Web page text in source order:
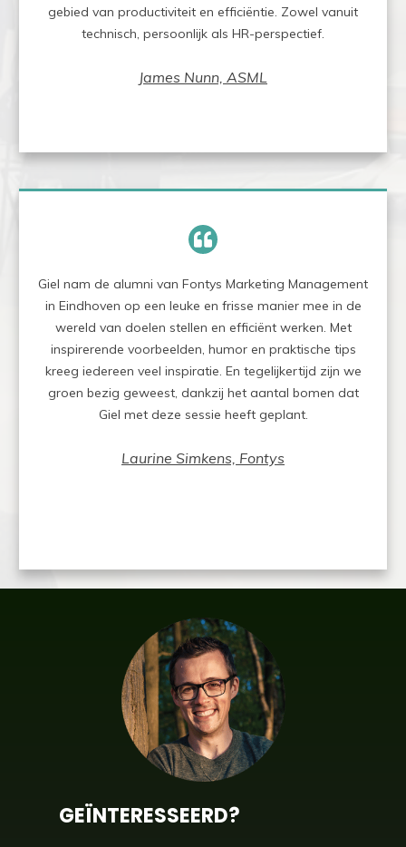
gebied van productiviteit en efficiëntie. Zowel vanuit
technisch, persoonlijk als HR-perspectief.
James Nunn, ASML
Giel nam de alumni van Fontys Marketing Management
in Eindhoven op een leuke en frisse manier mee in de
wereld van doelen stellen en efficiënt werken. Met
inspirerende voorbeelden, humor en praktische tips
kreeg iedereen veel inspiratie. En tegelijkertijd zijn we
groen bezig geweest, dankzij het aantal bomen dat
Giel met deze sessie heeft geplant.
Laurine Simkens, Fontys
GEÏNTERESSEERD?